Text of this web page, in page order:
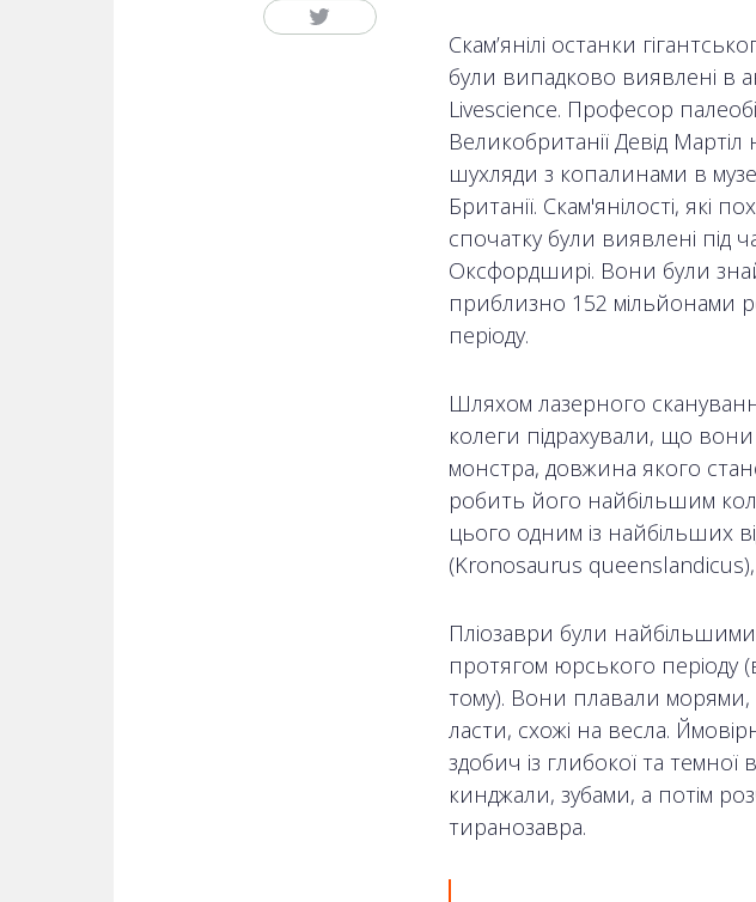
Скам’янілі останки
були випадково виявлені в
Livescience. Професор
Великобританії Девід
шухляди з копалинами в
Британії. Скам'янілості, які
спочатку були виявлені під
Оксфордширі. Вони були
приблизно 152 мільйонами
періоду.
Шляхом лазерного
колеги підрахували, що
монстра, довжина якого
робить його найбільшим
цього одним із найбільших
(Kronosaurus
Пліозаври були
протягом юрського періоду
тому). Вони плавали
ласти, схожі на весла.
здобич із глибокої та
кинджали, зубами, а потім
тиранозавра.